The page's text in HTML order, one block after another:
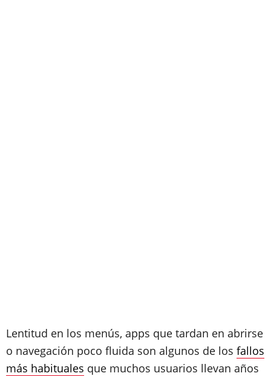
Lentitud en los menús, apps que tardan en abrirse
o navegación poco fluida son algunos de los fallos
más habituales que muchos usuarios llevan años